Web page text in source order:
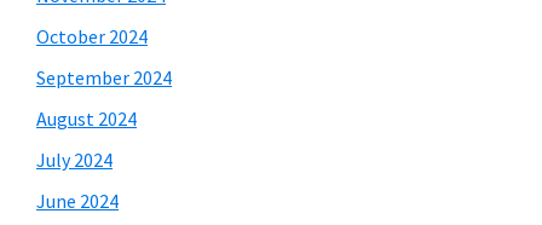
October 2024
September 2024
August 2024
July 2024
June 2024